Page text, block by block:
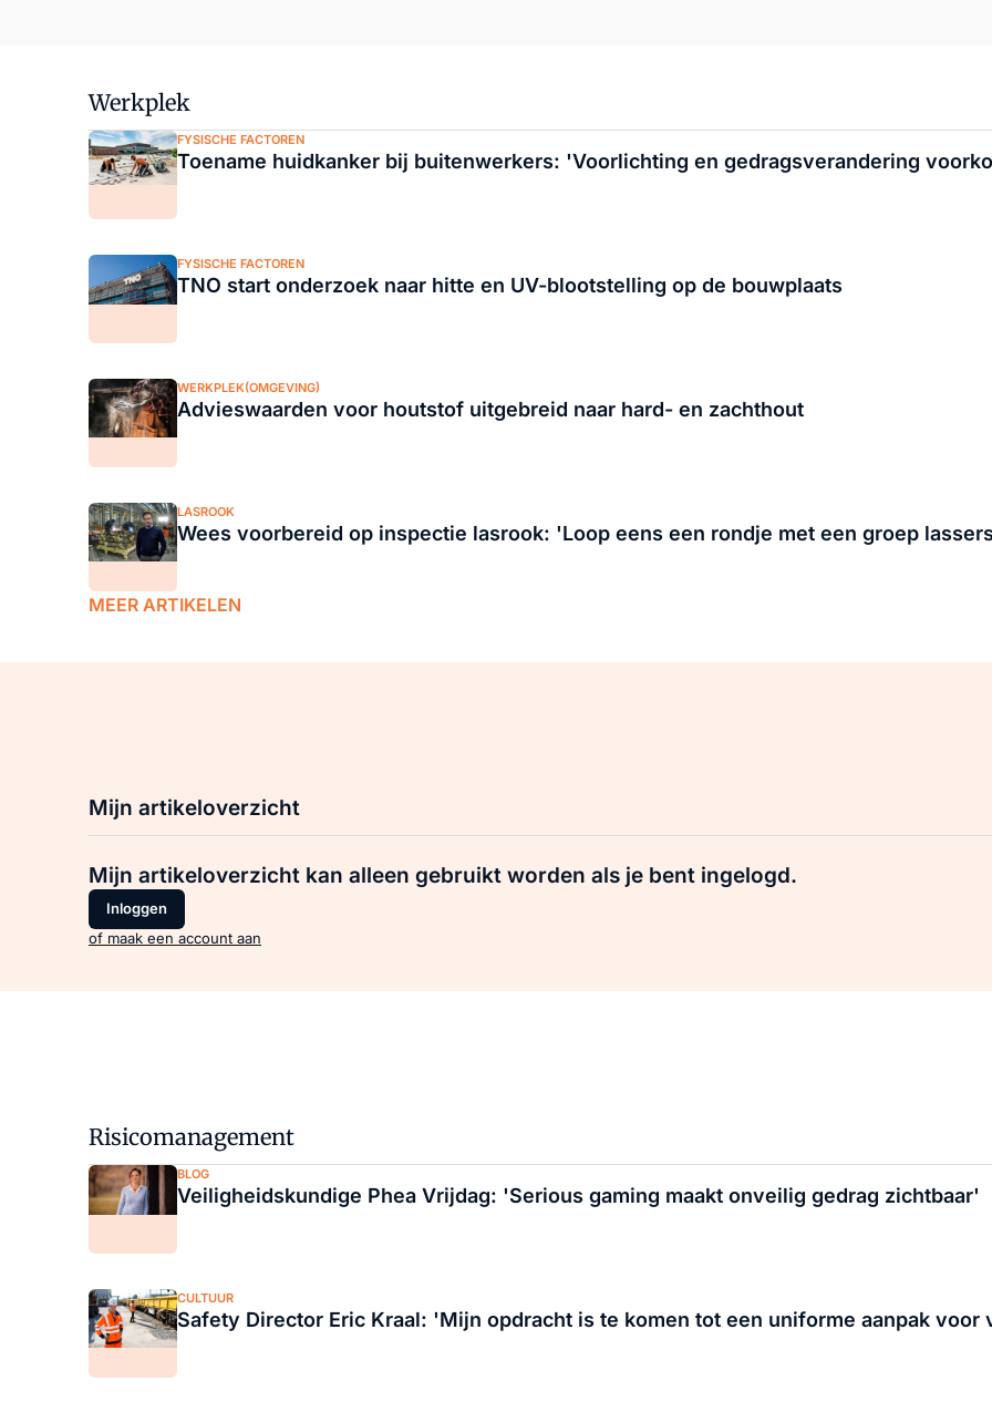
Werkplek
FYSISCHE FACTOREN
Toename huidkanker bij buitenwerkers: 'Voorlichting en gedragsverandering
FYSISCHE FACTOREN
TNO start onderzoek naar hitte en UV-blootstelling op de bouwplaats
WERKPLEK(OMGEVING)
Advieswaarden voor houtstof uitgebreid naar hard- en zachthout
LASROOK
Wees voorbereid op inspectie lasrook: 'Loop eens een rondje met een groep
MEER ARTIKELEN
Mijn artikeloverzicht
Mijn artikeloverzicht kan alleen gebruikt worden als je bent ingelogd.
Inloggen
of maak een account aan
Risicomanagement
BLOG
Veiligheidskundige Phea Vrijdag: 'Serious gaming maakt onveilig gedrag zichtbaar'
CULTUUR
Safety Director Eric Kraal: 'Mijn opdracht is te komen tot een uniforme aanpak voor